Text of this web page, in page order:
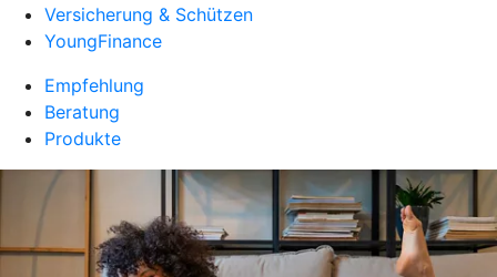
Versicherung & Schützen
YoungFinance
Empfehlung
Beratung
Produkte